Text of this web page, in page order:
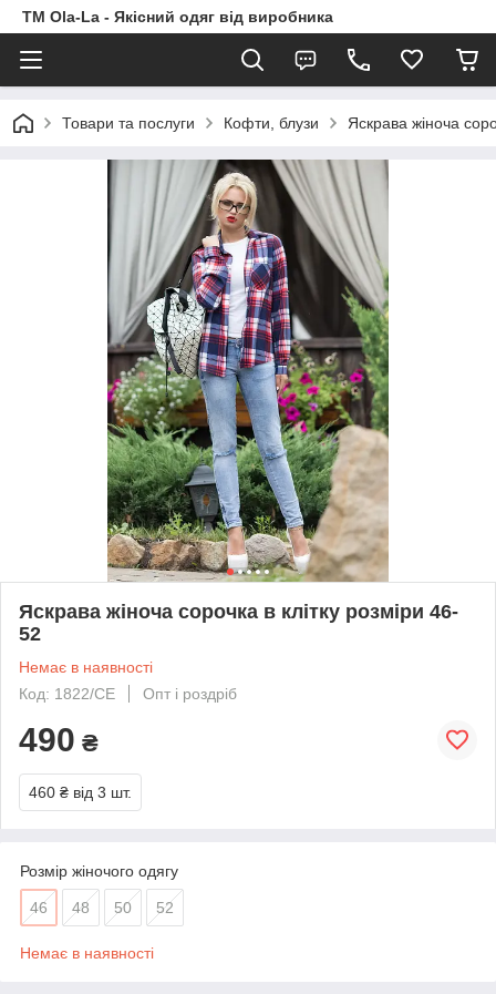
TM Ola-La - Якісний одяг від виробника
Товари та послуги Кофти, блузи Яскрава жіноча
Яскрава жіноча сорочка в клітку розміри 46-
52
Немає в наявності
Код: 1822/СЕ
Опт і роздріб
490 ₴
460 ₴ від 3 шт.
Розмір жіночого одягу
46 48 50 52
Немає в наявності